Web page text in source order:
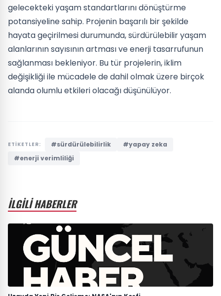
gelecekteki yaşam standartlarını dönüştürme
potansiyeline sahip. Projenin başarılı bir şekilde
hayata geçirilmesi durumunda, sürdürülebilir yaşam
alanlarının sayısının artması ve enerji tasarrufunun
sağlanması bekleniyor. Bu tür projelerin, iklim
değişikliği ile mücadele de dahil olmak üzere birçok
alanda olumlu etkileri olacağı düşünülüyor.
ETİKETLER: #sürdürülebilirlik
#yapay zeka
#enerji verimliliği
İLGİLİ HABERLER